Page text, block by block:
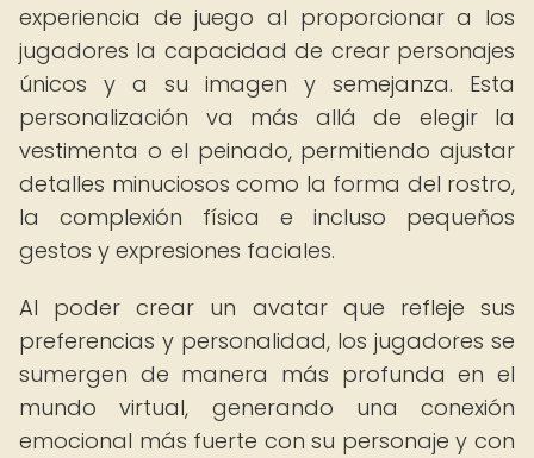
experiencia de juego al proporcionar a los
jugadores la capacidad de crear personajes
únicos y a su imagen y semejanza. Esta
personalización va más allá de elegir la
vestimenta o el peinado, permitiendo ajustar
detalles minuciosos como la forma del rostro,
la complexión física e incluso pequeños
gestos y expresiones faciales.
Al poder crear un avatar que refleje sus
preferencias y personalidad, los jugadores se
sumergen de manera más profunda en el
mundo virtual, generando una conexión
emocional más fuerte con su personaje y con